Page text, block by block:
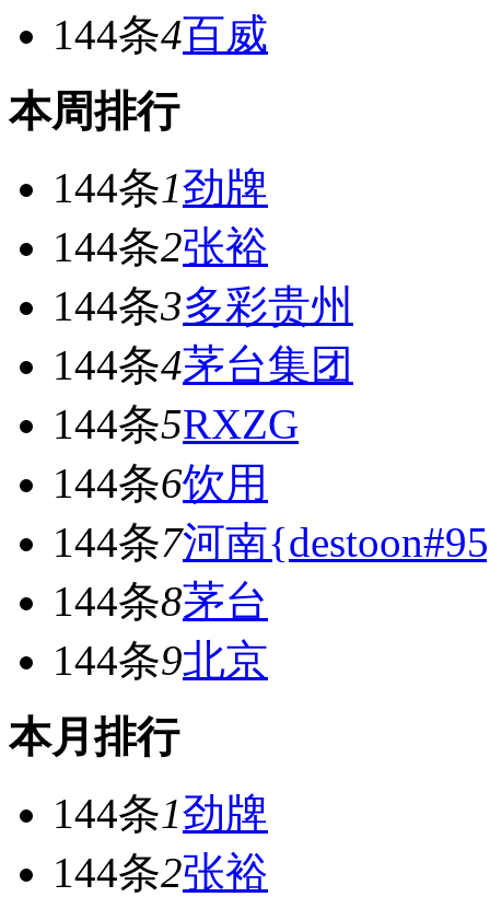
144条4百威
本周排行
144条1劲牌
144条2张裕
144条3多彩贵州
144条4茅台集团
144条5RXZG
144条6饮用
144条7河南
144条8茅台
144条9北京
本月排行
144条1劲牌
144条2张裕